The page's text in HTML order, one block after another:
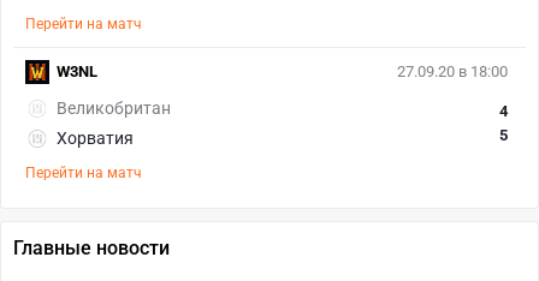
Перейти на матч
27.09.20 в 18:00
Великобритан
Хорватия
4
5
Перейти на матч
W3NL
Главные новости